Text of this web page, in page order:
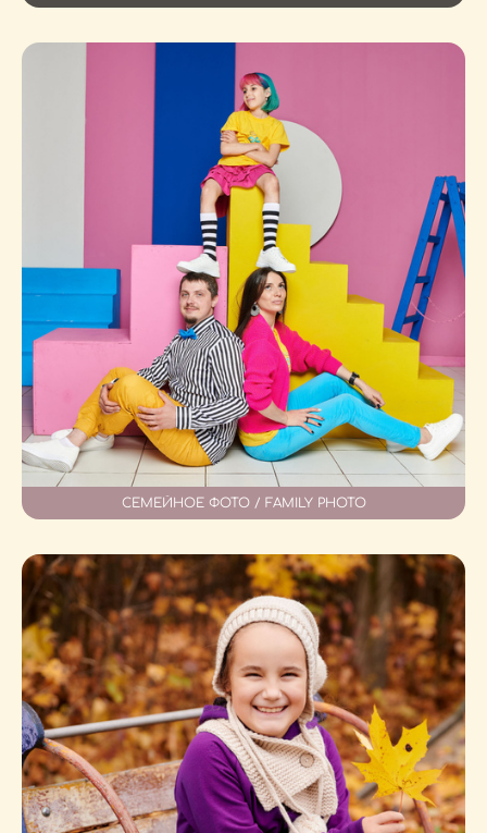
СЕМЕЙНОЕ ФОТО / FAMILY PHOTO